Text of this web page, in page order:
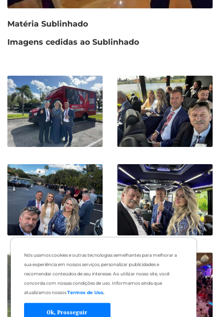
Nós usamos cookies e outras tecnologias semelhantes para melhorar a
sua experiência em nossos serviços, personalizar publicidades e
recomendar conteúdos de seu interesse. Ao utilizar nosso site, você
concorda com nossas condições de uso. Informamos ainda que
atualizamos nossosTermos de Uso.
Ok, Prosseguir
Matéria Sublinhado
Imagens cedidas ao Sublinhado